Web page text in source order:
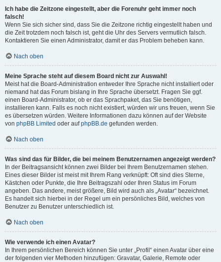
Ich habe die Zeitzone eingestellt, aber die Forenuhr geht immer noch
falsch!
Wenn Sie sich sicher sind, dass Sie die Zeitzone richtig eingestellt haben und
die Zeit trotzdem noch falsch ist, geht die Uhr des Servers vermutlich falsch.
Kontaktieren Sie einen Administrator, damit er das Problem beheben kann.
Nach oben
Meine Sprache steht auf diesem Board nicht zur Auswahl!
Meist hat die Board-Administration entweder Ihre Sprache nicht installiert oder
niemand hat das Forum bislang in Ihre Sprache übersetzt. Fragen Sie ggf.
einen Board-Administrator, ob er das Sprachpaket, das Sie benötigen,
installieren kann. Falls es noch nicht existiert, würden wir uns freuen, wenn Sie
es übersetzen würden. Weitere Informationen dazu können auf der Website
von phpBB Limited oder aufphpBB.de gefunden werden.
Nach oben
Was sind das für Bilder, die bei meinem Benutzernamen angezeigt werden?
In der Beitragsansicht können zwei Bilder bei Ihrem Benutzernamen stehen.
Eines dieser Bilder ist meist mit Ihrem Rang verknüpft: Oft sind dies Sterne,
Kästchen oder Punkte, die Ihre Beitragszahl oder Ihren Status im Forum
angeben. Das andere, meist größere, Bild wird auch als „Avatar“ bezeichnet.
Es handelt sich hierbei in der Regel um ein persönliches Bild, welches von
Benutzer zu Benutzer unterschiedlich ist.
Nach oben
Wie verwende ich einen Avatar?
In Ihrem persönlichen Bereich können Sie unter „Profil“ einen Avatar über eine
der folgenden vier Methoden hinzufügen: Gravatar, Galerie, Remote oder